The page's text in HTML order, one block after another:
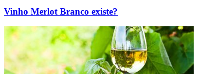
Vinho Merlot Branco existe?